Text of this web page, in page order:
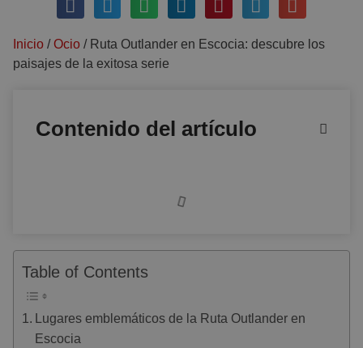
Inicio /Ocio / Ruta Outlander en Escocia: descubre los
paisajes de la exitosa serie
Contenido del artículo
Table of Contents
Lugares emblemáticos de la Ruta Outlander en
Escocia